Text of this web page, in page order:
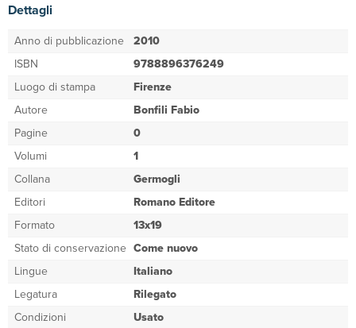
Dettagli
Anno di pubblicazione 2010
ISBN
9788896376249
Luogo di stampa
Firenze
Autore
Bonfili Fabio
Pagine
0
Volumi
1
Collana
Germogli
Editori
Romano Editore
Formato
13x19
Stato di conservazione Come nuovo
Lingue
Italiano
Legatura
Rilegato
Condizioni
Usato